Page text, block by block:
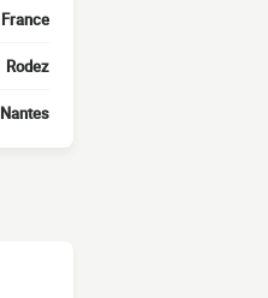
France
Rodez
Nantes